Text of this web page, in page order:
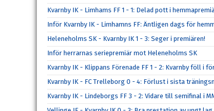
Kvarnby IK - Limhams FF 1 - 1: Delad pott i
Inför Kvarnby IK - Limhamns FF: Äntligen dags för
Heleneholms SK - Kvarnby IK 1 - 3: Seger i premiären!
Inför herrarnas seriepremiär mot Heleneholms SK
Kvarnby IK - Klippans Förenade FF 1 - 2: Kvarnby föll i
Kvarnby IK - FC Trelleborg 0 - 4: Förlust i sista
Kvarnby IK - Lindeborgs FF 3 - 2: Vidare till semifinal i